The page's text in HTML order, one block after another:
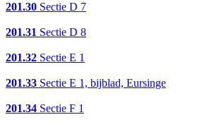
201.30 Sectie D 7
201.31 Sectie D 8
201.32 Sectie E 1
201.33 Sectie E 1, bijblad, Eursinge
201.34 Sectie F 1